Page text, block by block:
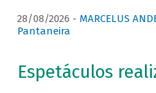
28/08/2026 - MARCELUS
Pantaneira
Espetáculos